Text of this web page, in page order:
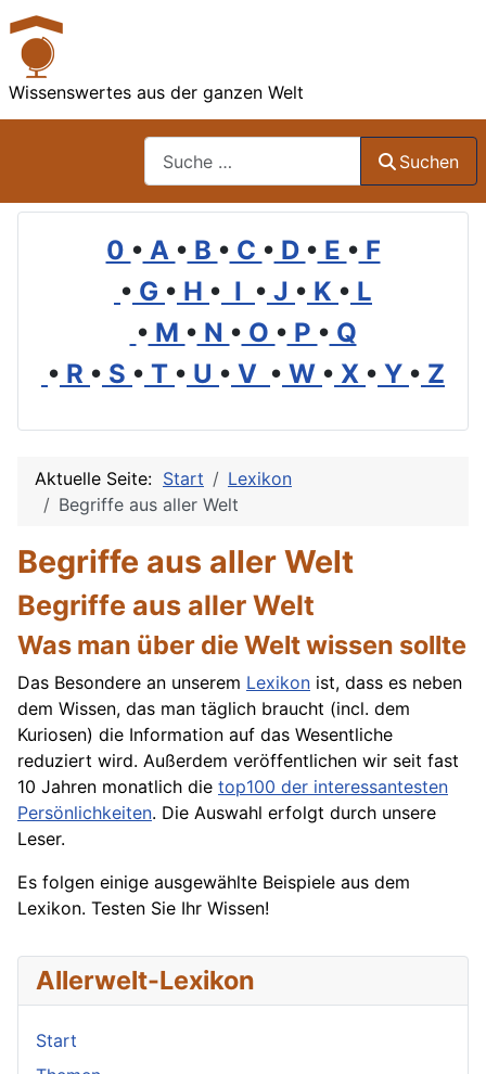
Wissenswertes aus der ganzen Welt
Suchen
0 • A • B • C • D • E • F
• G • H • I • J • K • L
• M • N • O • P • Q
• R • S • T • U • V • W • X • Y • Z
Aktuelle Seite: Start
Lexikon
Begriffe aus aller Welt
Begriffe aus aller Welt
Begriffe aus aller Welt
Was man über die Welt wissen sollte
Das Besondere an unserem Lexikon ist, dass es neben
dem Wissen, das man täglich braucht (incl. dem
Kuriosen) die Information auf das Wesentliche
reduziert wird. Außerdem veröffentlichen wir seit fast
10 Jahren monatlich die top100 der interessantesten
Persönlichkeiten. Die Auswahl erfolgt durch unsere
Leser.
Es folgen einige ausgewählte Beispiele aus dem
Lexikon. Testen Sie Ihr Wissen!
Allerwelt-Lexikon
Start